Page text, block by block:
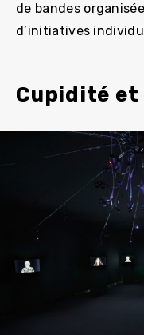
de bandes
d’initiatives
Cupidité et